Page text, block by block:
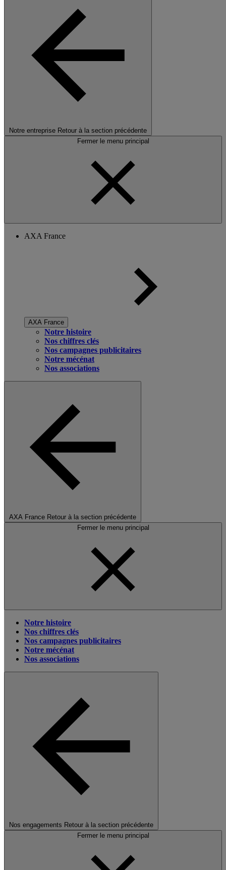
Notre entreprise Retour à la section précédente
Fermer le menu principal
AXA France
AXA France
Notre histoire
Nos chiffres clés
Nos campagnes publicitaires
Notre mécénat
Nos associations
AXA France Retour à la section précédente
Fermer le menu principal
Notre histoire
Nos chiffres clés
Nos campagnes publicitaires
Notre mécénat
Nos associations
Nos engagements Retour à la section précédente
Fermer le menu principal